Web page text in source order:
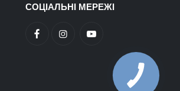
СОЦІАЛЬНІ МЕРЕЖІ